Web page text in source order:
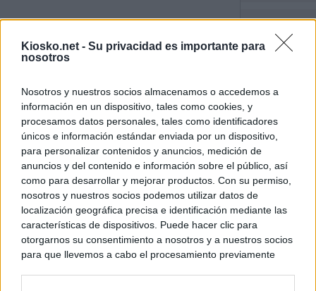
Kiosko.net - Su privacidad es importante para
nosotros
Nosotros y nuestros socios almacenamos o accedemos a
información en un dispositivo, tales como cookies, y
procesamos datos personales, tales como identificadores
únicos e información estándar enviada por un dispositivo,
para personalizar contenidos y anuncios, medición de
anuncios y del contenido e información sobre el público, así
como para desarrollar y mejorar productos. Con su permiso,
nosotros y nuestros socios podemos utilizar datos de
localización geográfica precisa e identificación mediante las
características de dispositivos. Puede hacer clic para
otorgarnos su consentimiento a nosotros y a nuestros socios
para que llevemos a cabo el procesamiento previamente
El juez propone
la filtración de
jefa" Ayuso
WhatsApp,
un nuevo cruce
15 de agosto
© Kiosko.net Aviso Legal Privacidad y Cookies